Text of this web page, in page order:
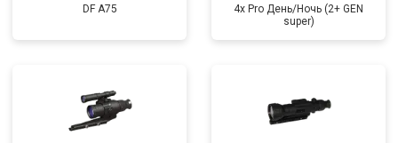
DF A75
4x Pro День/Ночь (2+ GEN
super)